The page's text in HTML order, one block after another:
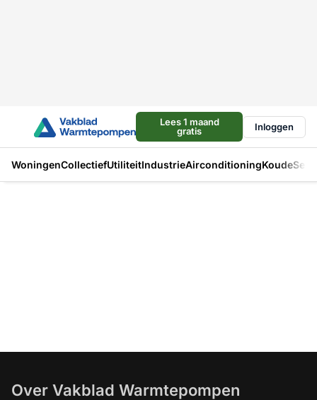
Lees 1 maand
gratis
Inloggen
WoningenCollectiefUtiliteitIndustrieAirconditioningKoude
Over Vakblad Warmtepompen